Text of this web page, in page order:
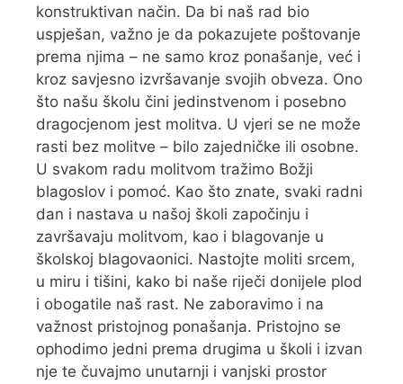
konstruktivan način. Da bi naš rad bio
uspješan, važno je da pokazujete poštovanje
prema njima – ne samo kroz ponašanje, već i
kroz savjesno izvršavanje svojih obveza. Ono
što našu školu čini jedinstvenom i posebno
dragocjenom jest molitva. U vjeri se ne može
rasti bez molitve – bilo zajedničke ili osobne.
U svakom radu molitvom tražimo Božji
blagoslov i pomoć. Kao što znate, svaki radni
dan i nastava u našoj školi započinju i
završavaju molitvom, kao i blagovanje u
školskoj blagovaonici. Nastojte moliti srcem,
u miru i tišini, kako bi naše riječi donijele plod
i obogatile naš rast. Ne zaboravimo i na
važnost pristojnog ponašanja. Pristojno se
ophodimo jedni prema drugima u školi i izvan
nje te čuvajmo unutarnji i vanjski prostor